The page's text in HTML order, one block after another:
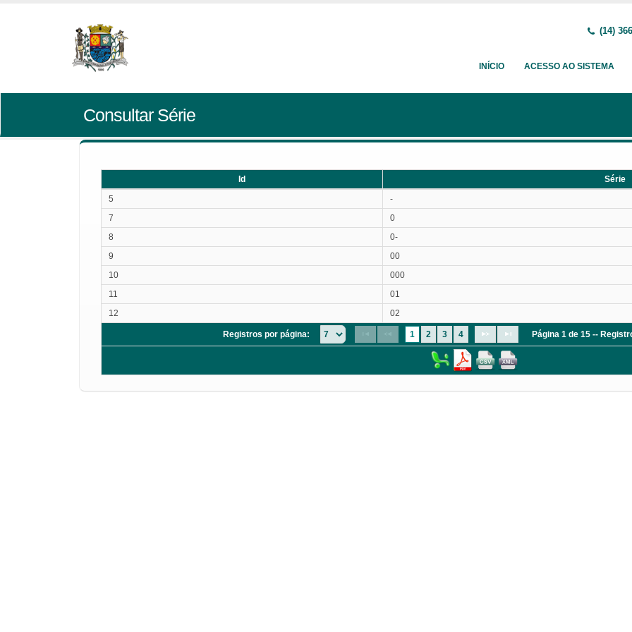
(14)
INÍCIO ACESSO AO SISTEMA
Consultar Série
Id
Série
5
-
7
0
8
0-
9
00
10
000
11
01
12
02
Registros por página: 1 2 3 4 Página 1 de 15 --